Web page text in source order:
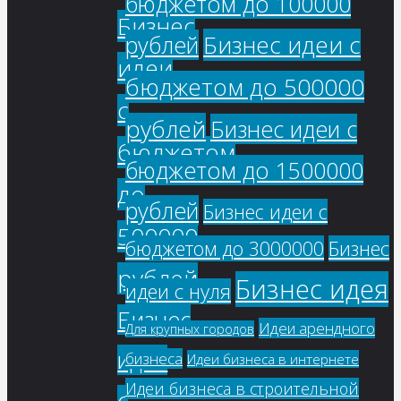
Бизнес
идеи
с
бюджетом
до
500000
рублей
Бизнес
идеи
рублей Бизнес идеи с
бюджетом до 500000
рублей Бизнес идеи с
бюджетом до 1500000
рублей Бизнес идеи с
бюджетом до 3000000 Бизнес
идеи с нуля Бизнес идея
Для крупных городов Идеи арендного
бизнеса Идеи бизнеса в интернете
Идеи бизнеса в строительной